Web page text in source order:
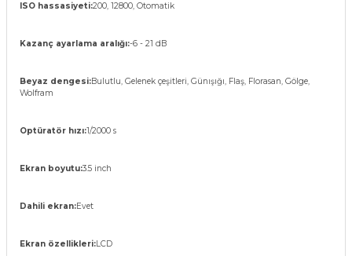
ISO hassasiyeti:200, 12800, Otomatik
Kazanç ayarlama aralığı:-6 - 21 dB
Beyaz dengesi:Bulutlu, Gelenek çeşitleri, Günışığı, Flaş, Florasan, Gölge,
Wolfram
Optüratör hızı:1/2000 s
Ekran boyutu:3.5 inch
Dahili ekran:Evet
Ekran özellikleri:LCD